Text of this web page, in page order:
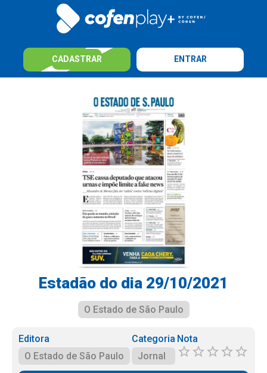
CADASTRAR ENTRAR
Estadão do dia 29/10/2021
O Estado de São Paulo
Editora
O Estado de São Paulo
Categoria
Jornal
Nota